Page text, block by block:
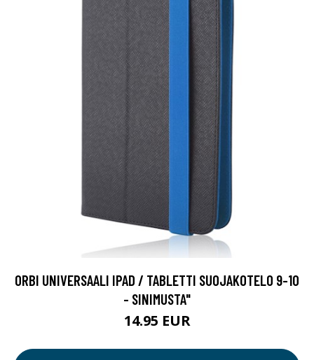
ORBI UNIVERSAALI IPAD / TABLETTI SUOJAKOTELO 9-10
- SINIMUSTA"
14.95 EUR